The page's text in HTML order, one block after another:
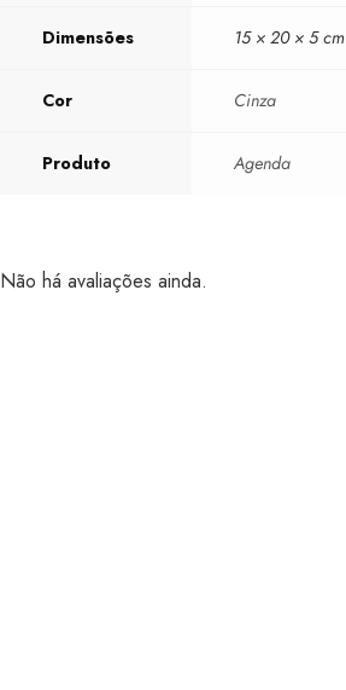
Dimensões 15 × 20 × 5 cm
Cor Cinza
Produto Agenda
Não há avaliações ainda.